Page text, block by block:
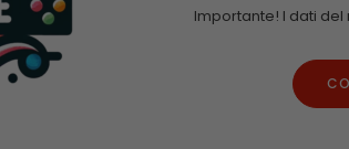
Importante! I dati